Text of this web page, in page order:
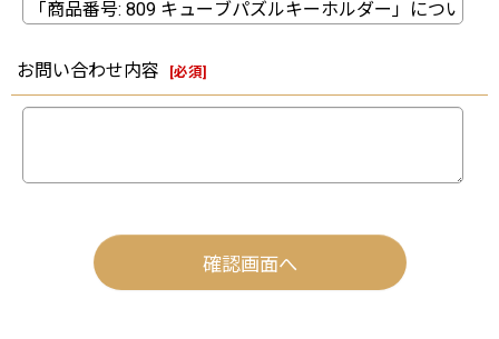
お問い合わせ内容 [必須]
確認画面へ